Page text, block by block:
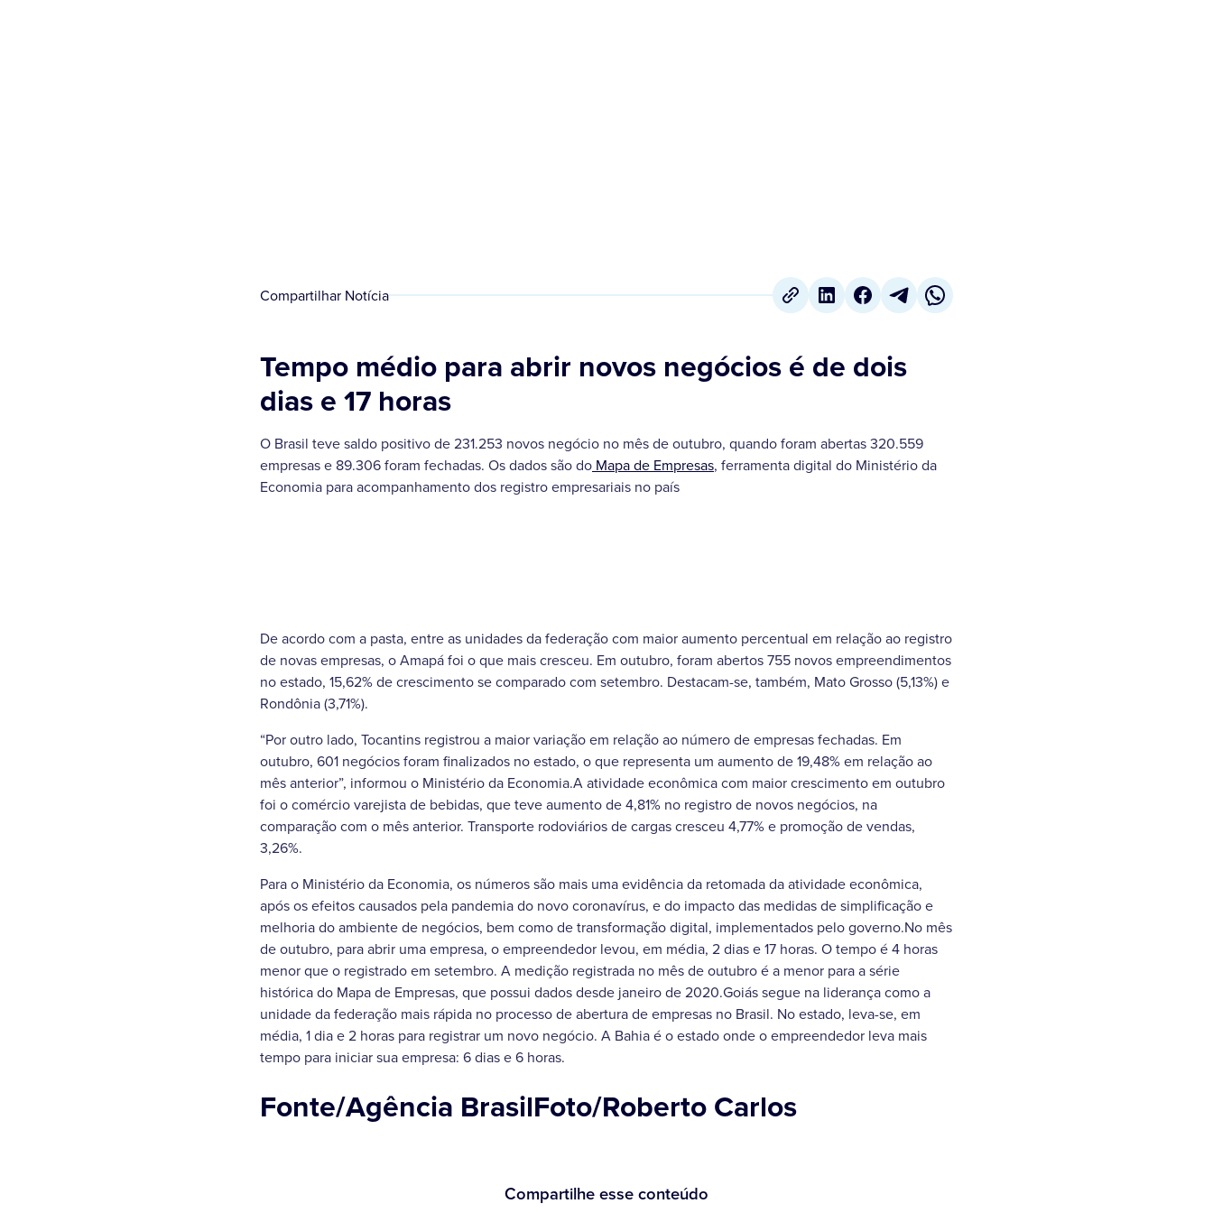
Compartilhar Notícia
Tempo médio para abrir novos negócios é de dois
dias e 17 horas
O Brasil teve saldo positivo de 231.253 novos negócio no mês de outubro, quando foram abertas 320.559
empresas e 89.306 foram fechadas. Os dados são do Mapa de Empresas, ferramenta digital do Ministério da
Economia para acompanhamento dos registro empresariais no país
De acordo com a pasta, entre as unidades da federação com maior aumento percentual em relação ao registro
de novas empresas, o Amapá foi o que mais cresceu. Em outubro, foram abertos 755 novos empreendimentos
no estado, 15,62% de crescimento se comparado com setembro. Destacam-se, também, Mato Grosso (5,13%) e
Rondônia (3,71%).
“Por outro lado, Tocantins registrou a maior variação em relação ao número de empresas fechadas. Em
outubro, 601 negócios foram finalizados no estado, o que representa um aumento de 19,48% em relação ao
mês anterior”, informou o Ministério da Economia.A atividade econômica com maior crescimento em outubro
foi o comércio varejista de bebidas, que teve aumento de 4,81% no registro de novos negócios, na
comparação com o mês anterior. Transporte rodoviários de cargas cresceu 4,77% e promoção de vendas,
3,26%.
Para o Ministério da Economia, os números são mais uma evidência da retomada da atividade econômica,
após os efeitos causados pela pandemia do novo coronavírus, e do impacto das medidas de simplificação e
melhoria do ambiente de negócios, bem como de transformação digital, implementados pelo governo.No mês
de outubro, para abrir uma empresa, o empreendedor levou, em média, 2 dias e 17 horas. O tempo é 4 horas
menor que o registrado em setembro. A medição registrada no mês de outubro é a menor para a série
histórica do Mapa de Empresas, que possui dados desde janeiro de 2020.Goiás segue na liderança como a
unidade da federação mais rápida no processo de abertura de empresas no Brasil. No estado, leva-se, em
média, 1 dia e 2 horas para registrar um novo negócio. A Bahia é o estado onde o empreendedor leva mais
tempo para iniciar sua empresa: 6 dias e 6 horas.
Fonte/Agência BrasilFoto/Roberto Carlos
Compartilhe esse conteúdo